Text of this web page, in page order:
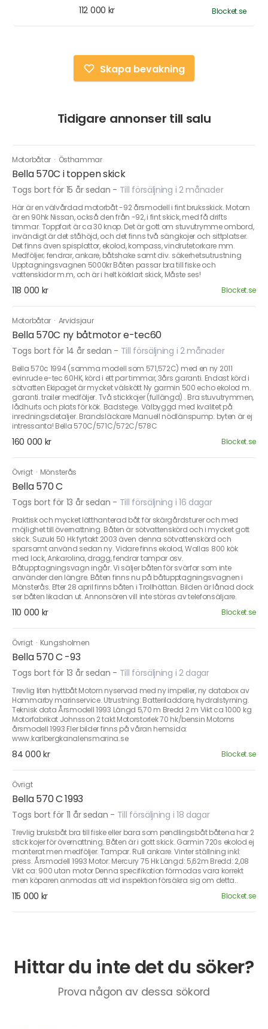
112 000 kr Blocket.se
Skapa bevakning
Tidigare annonser till salu
Motorbåtar · Östhammar
Bella 570C i toppen skick
Togs bort för 15 år sedan - Till försäljning i 2 månader
Här är en välvårdad motorbåt -92 årsmodell i fint bruksskick. Motorn
är en 90hk Nissan, också den från -92, i fint skick, med få drifts
timmar. Toppfart är ca 30 knop. Det är gott om stuvutrymme ombord,
invändigt är det ståhöjd, och det finns två sängkojer och sittplatser.
Det finns även spisplattor, ekolod, kompass, vindrutetorkare mm.
Medföljer; fendrar, ankare, båtshake samt div. säkerhetsutrustning
Upptagningsvagnen 5000kr Båten passar bra till fiske och
vattenskidor m.m, och är i helt körklart skick, Måste ses!
118 000 kr Blocket.se
Motorbåtar · Arvidsjaur
Bella 570C ny båtmotor e-tec60
Togs bort för 14 år sedan - Till försäljning i 2 månader
Bella 570c 1994 (samma modell som 571,572C) med en ny 2011
evinrude e-tec 60HK, körd i ett par timmar, 3års garanti. Endast körd i
sötvatten Ekipaget är mycket välskött Ny garmin 500 echo ekolod m.
garanti. trailer medföljer. Två stickkojer (fullängd) . Bra stuvutrymmen,
lådhurts och plats för kök. Badstege. Välbyggd med kvalitet på
inredningsdetaljer. Brandsläckare Manuell nödlänspump. byten är ej
intressanta! Bella 570C/571C/572C/578C
160 000 kr Blocket.se
Övrigt · Mönsterås
Bella 570 C
Togs bort för 13 år sedan - Till försäljning i 16 dagar
Praktisk och mycket lätthanterad båt för skärgårdsturer och med
möjlighet till övernattning. Båten är sötvattenskörd och i mycket gott
skick. Suzuki 50 Hk fyrtakt 2003 även denna sötvattenskörd och
sparsamt använd sedan ny. Vidare finns ekolod, Wallas 800 kök
med lock, Ankarolina, dragg, fendrar tampar osv.
Båtupptagningsvagn ingår. Vi säljer båten för svärfar som inte
använder den längre. Båten finns nu på båtupptagningsvagnen i
Mönsterås. Efter 28 april finns båten i Trollhättan. Bilden är lånad dock
ser båten likadan ut. Annonsören vill inte störas av telefonsäljare.
110 000 kr Blocket.se
Övrigt · Kungsholmen
Bella 570 C -93
Togs bort för 13 år sedan - Till försäljning i 2 dagar
Trevlig liten hyttbåt Motorn nyservad med ny impeller, ny databox av
Hammarby marinservice. Utrustning: Batteriladdare, hydralstyrning.
Teknisk data Årsmodell 1993 Längd 5,70 m Bredd 2 m Vikt ca 1000 kg
Motorfabrikat Johnsson 2 takt Motorstorlek 70 hk/bensin Motorns
årsmodell 1993 Fler bilder finns på våran hemsida:
www.karlbergkanalensmarina.se
84 000 kr Blocket.se
Övrigt
Bella 570 C 1993
Togs bort för 11 år sedan - Till försäljning i 18 dagar
Trevlig bruksbåt bra till fiske eller bara som pendlingsbåt båtena har 2
stick kojer för övernattning. Båten är i gott skick. Garmin 720s ekolod ej
monterat men medföljer. Tampar. Rull ankare. Vinter ställning inkl:
press. Årsmodell 1993 Motor: Mercury 75 Hk Längd: 5,62m Bredd: 2,08
Vikt ca: 900 utan motor Denna specifikation förmodas vara korrekt
men köparen anmodas att vid inspektion försäkra sig om detta..
115 000 kr Blocket.se
Hittar du inte det du söker?
Prova någon av dessa sökord